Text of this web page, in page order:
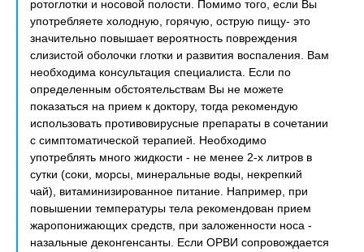
ротоглотки и носовой полости. Помимо того, если Вы
употребляете холодную, горячую, острую пищу- это
значительно повышает вероятность повреждения
слизистой оболочки глотки и развития воспаления. Вам
необходима консультация специалиста. Если по
определенным обстоятельствам Вы не можете
показаться на прием к доктору, тогда рекомендую
использовать противовирусные препараты в сочетании
с симптоматической терапией. Необходимо
употреблять много жидкости - не менее 2-х литров в
сутки (соки, морсы, минеральные воды, некрепкий
чай), витаминизированное питание. Например, при
повышении температуры тела рекомендован прием
жаропонижающих средств, при заложенности носа -
назальные деконгенсанты. Если ОРВИ сопровождается